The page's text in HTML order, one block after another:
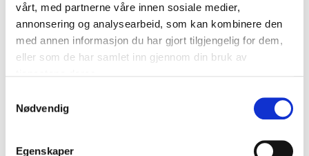
vårt, med partnerne våre innen sosiale medier,
annonsering og analysearbeid, som kan kombinere den
med annen informasjon du har gjort tilgjengelig for dem,
eller som de har samlet inn gjennom din bruk av
Nødvendig
Egenskaper
BARN